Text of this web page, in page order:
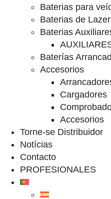
Baterias para
Baterias de Lazer
Baterias
Baterías
Accesorios
Cargadores
Accesorios
Torne-se Distribuidor
Notícias
Contacto
PROFESIONALES